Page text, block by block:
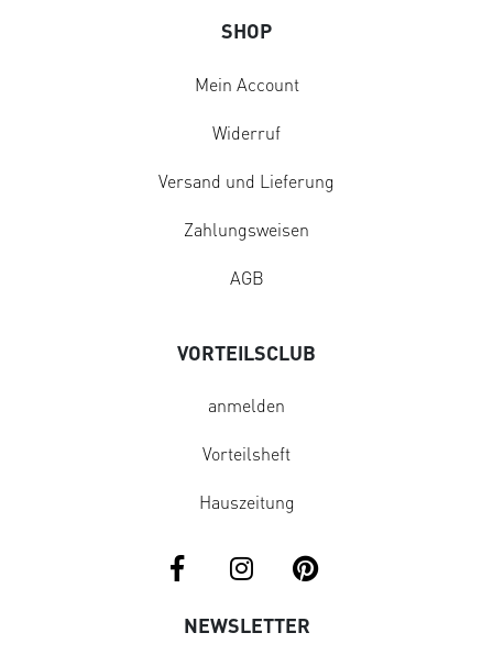
SHOP
Mein Account
Widerruf
Versand und Lieferung
Zahlungsweisen
AGB
VORTEILSCLUB
anmelden
Vorteilsheft
Hauszeitung
NEWSLETTER